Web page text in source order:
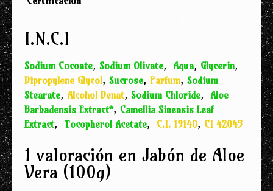
I.N.C.I
Sodium Cocoate, Sodium Olivate, Aqua, Glycerin,
Dipropylene Glycol, Sucrose, Parfum, Sodium
Stearate, Alcohol Denat, Sodium Chloride, Aloe
Barbadensis Extract*, Camellia Sinensis Leaf
Extract, Tocopherol Acetate, C.I. 19140, CI 42045
1 valoración en Jabón de Aloe
Vera (100g)